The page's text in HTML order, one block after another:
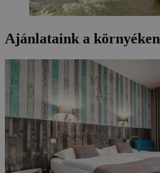
Ajánlataink a környéken